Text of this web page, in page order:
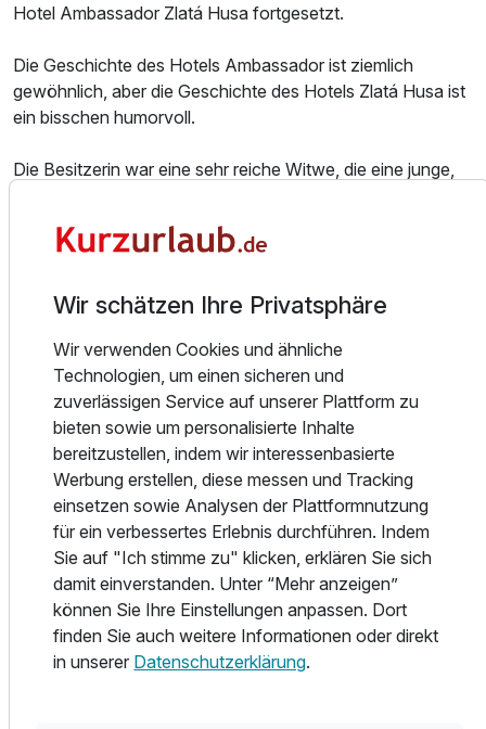
3 Erwachsene
Ausstattung
Für 6 Tage p.P. ab247,00 €
Hotel Ambassador Zlatá Husa fortgesetzt.
Die Geschichte des Hotels Ambassador ist ziemlich
gewöhnlich, aber die Geschichte des Hotels Zlatá Husa ist
ein bisschen humorvoll.
Die Besitzerin war eine sehr reiche Witwe, die eine junge,
im heiratsfähigen Alter, blieb aber trotz ihres großen
Reichtums ledig. Sie heiratete nie und war in Prag unter
Eine kurze Geschichte, der einzigartige historische
Charakter, der für Prag zu Beginn des Jahrhunderts typisch
war, hat sich das Hotel bis heute bewahrt. Das stilvolle
Interieur der Hotellobby, das attraktive Ambiente des
französischen Restaurants und des Kongresssaals
Ambassador sowie geräumige Zimmer, die mit erhaltenen
Stilmöbeln ausgestattet sind, bemühen sich, die Tradition
des alten Prags zu bewahren und die Atmosphäre der
Jugendstilzeit näher zu bringen zu seinen Gästen.
Das Hotel Ambassador Zlatá Husa befindet sich im
Naturschutzgebiet der Hauptstadt. der Stadt Prag, die seit
1993 zum UNESCO-Weltkulturerbe erklärt wurde.
Wir schätzen Ihre Privatsphäre
Wir verwenden Cookies und ähnliche
Technologien, um einen sicheren und
zuverlässigen Service auf unserer Plattform zu
bieten sowie um personalisierte Inhalte
bereitzustellen, indem wir interessenbasierte
Werbung erstellen, diese messen und Tracking
einsetzen sowie Analysen der Plattformnutzung
für ein verbessertes Erlebnis durchführen. Indem
Sie auf "Ich stimme zu" klicken, erklären Sie sich
damit einverstanden. Unter “Mehr anzeigen”
können Sie Ihre Einstellungen anpassen. Dort
finden Sie auch weitere Informationen oder direkt
in unserer Datenschutzerklärung.